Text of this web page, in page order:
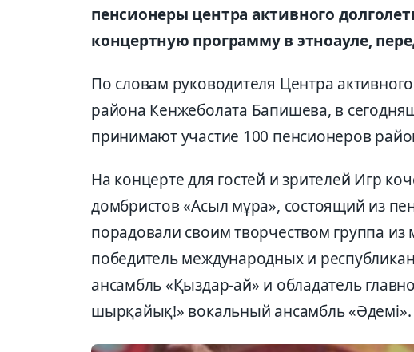
пенсионеры центра активного
концертную программу в этноауле,
По словам руководителя Центра
района Кенжеболата Бапишева, в
принимают участие 100 пенсионеров
На концерте для гостей и зрителей Игр
домбристов «Асыл мұра», состоящий из
порадовали своим творчеством группа
победитель международных и
ансамбль «Қыздар-ай» и обладатель
шырқайық!» вокальный ансамбль «Әдемі».